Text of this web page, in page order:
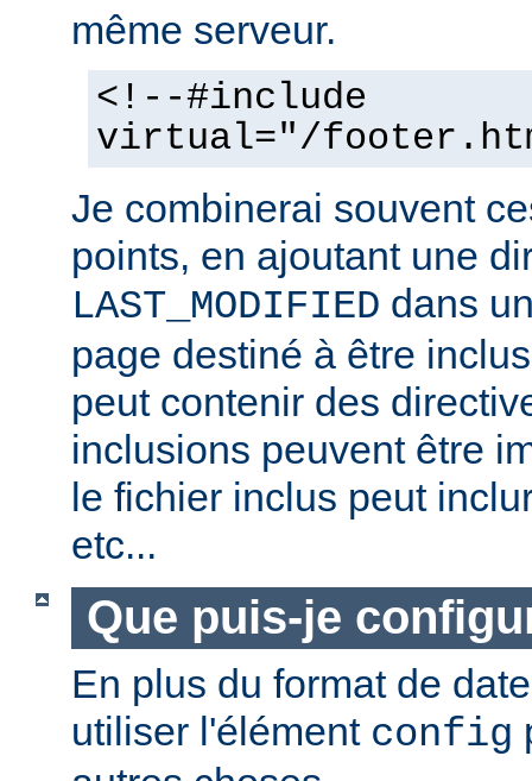
même serveur.
<!--#include
virtual="/
Je combinerai souvent
points, en ajoutant une
LAST_MODIFIED dans
page destiné à être
peut contenir des
inclusions peuvent être
le fichier inclus peut
etc...
Que puis-je
En plus du format de
utiliser l'élément config